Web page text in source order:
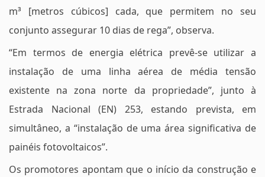
m³ [metros cúbicos] cada, que permitem no seu
conjunto assegurar 10 dias de rega”, observa.
“Em termos de energia elétrica prevê-se utilizar a
instalação de uma linha aérea de média tensão
existente na zona norte da propriedade”, junto à
Estrada Nacional (EN) 253, estando prevista, em
simultâneo, a “instalação de uma área significativa de
painéis fotovoltaicos”.
Os promotores apontam que o início da construção e